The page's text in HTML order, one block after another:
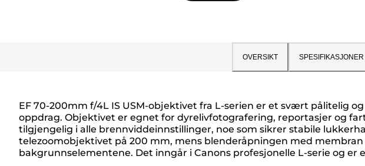
OVERSIKT SPESIFIKASJONER
EF 70-200mm f/4L IS USM-objektivet fra L-serien er et svært pålitelig
oppdrag. Objektivet er egnet for dyrelivfotografering, reportasjer og
tilgjengelig i alle brennviddeinnstillinger, noe som sikrer stabile
telezoomobjektivet på 200 mm, mens blenderåpningen med
bakgrunnselementene. Det inngår i Canons profesjonelle L-serie og